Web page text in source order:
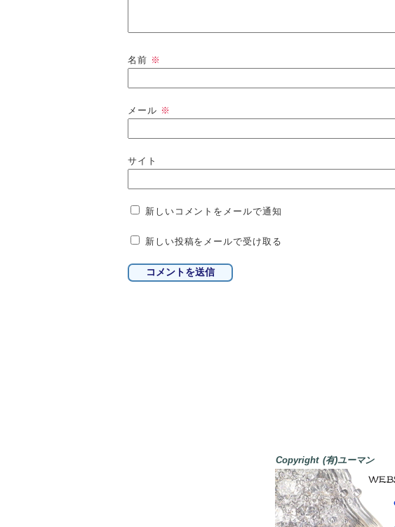
名前 ※
メール ※
サイト
新しいコメントをメールで通知
新しい投稿をメールで受け取る
Copyright (有)ユーマン